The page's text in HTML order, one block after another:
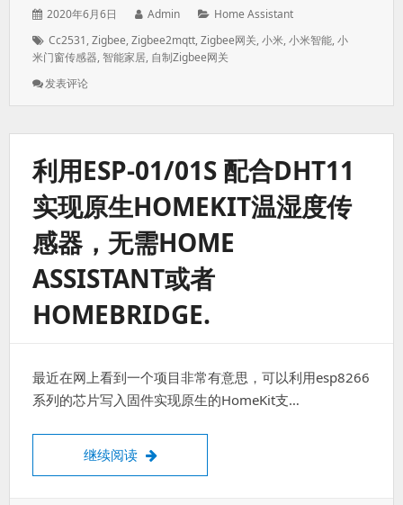
发
于：
2020年6月6日
作
Admin
分
Home Assistant
标
签：
Cc2531,Zigbee,Zigbee2mqtt,Zigbee网关,小米,小米智能,小
米门窗传感器,智能家居, 自制zigbee网关
发表评论: 小
窗
感
器
接
入
Home
Assistant
无
需
小
米
（CC2531
方
案）
利用ESP-01/01S 配合DHT11
实现原生HOMEKIT温湿度传
感器，无需HOME
ASSISTANT或者
HOMEBRIDGE.
最近在网上看到一个项目非常有意思，可以利用esp8266
系列的芯片写入固件实现原生的HomeKit支…
继续阅读 利用ESP-01/01S 配合DHT11实现原生